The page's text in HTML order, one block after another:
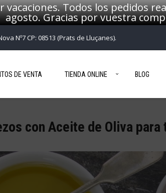
Todos los pedidos
agosto. Gracias por vuestra
Nº7 CP: 08513 (Prats de Lluçanes).
DE VENTA TIENDA ONLINE BLOG
con Aceite de Oliva para